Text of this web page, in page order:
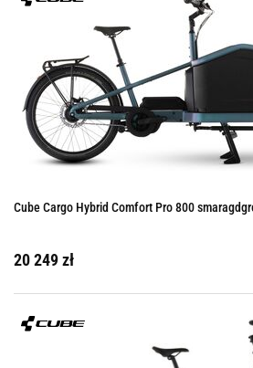
Cube Cargo Hybrid Comfort Pro 800
20 249 zł